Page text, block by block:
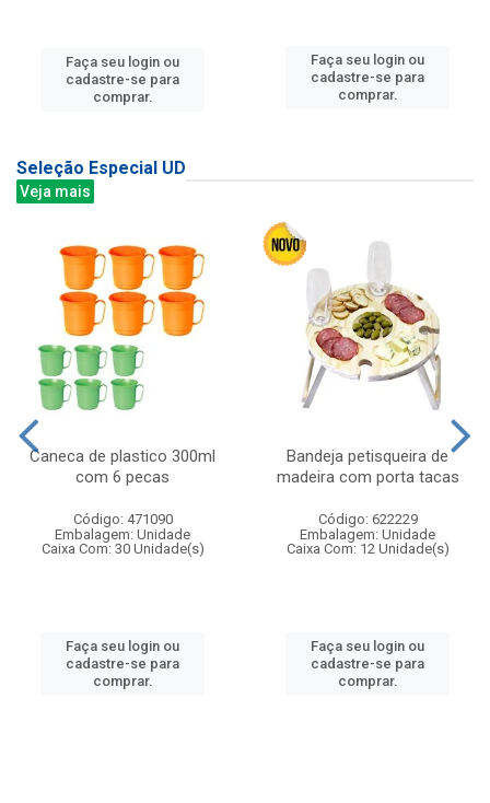
Faça seu login ou
cadastre-se para
comprar.
Faça seu login ou
cadastre-se para
comprar.
Seleção Especial UD
Veja mais
Caneca de plastico 300ml
com 6 pecas
Código: 471090
Embalagem: Unidade
Caixa Com: 30 Unidade(s)
Faça seu login ou
cadastre-se para
comprar.
Bandeja petisqueira de
madeira com porta tacas
Código: 622229
Embalagem: Unidade
Caixa Com: 12 Unidade(s)
Faça seu login ou
cadastre-se para
comprar.